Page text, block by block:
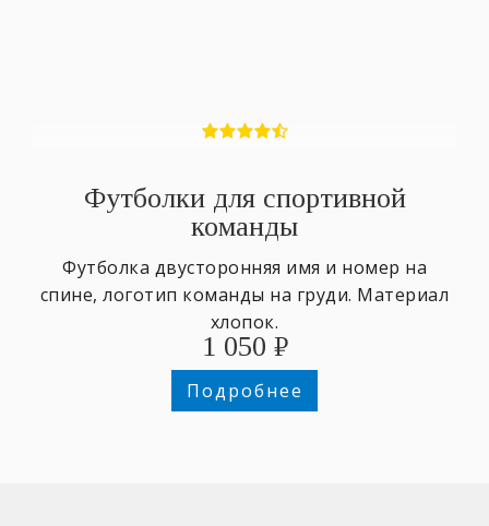
Футболки для спортивной
команды
Футболка двусторонняя имя и номер на
спине, логотип команды на груди. Материал
хлопок.
1 050 ₽
Подробнее